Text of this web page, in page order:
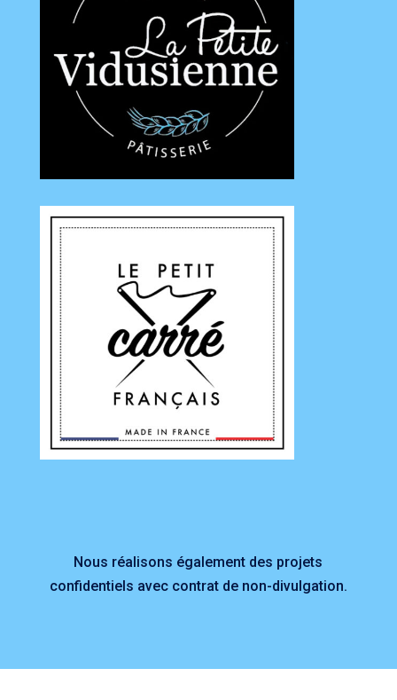
Nous réalisons également des projets
confidentiels avec contrat de non-divulgation.